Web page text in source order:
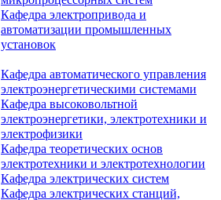
Кафедра электропривода и
автоматизации промышленных
установок
Кафедра автоматического управления
электроэнергетическими системами
Кафедра высоковольтной
электроэнергетики, электротехники и
электрофизики
Кафедра теоретических основ
электротехники и электротехнологии
Кафедра электрических систем
Кафедра электрических станций,